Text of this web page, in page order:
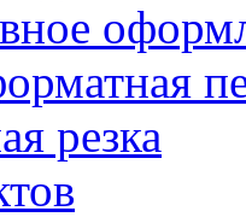
резка